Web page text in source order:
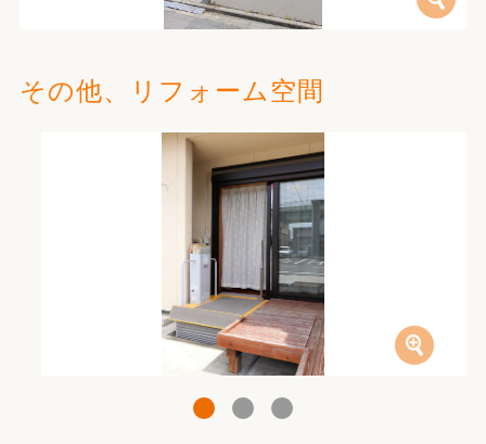
その他、リフォーム空間